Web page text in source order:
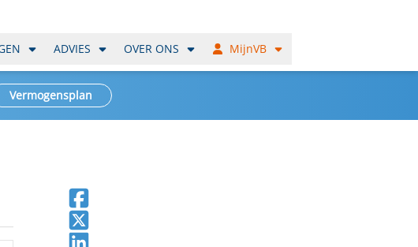
ADVIES OVER ONS MijnVB
Vermogensplan
Deel op Facebook
Deel op X
Deel op LinkedIn